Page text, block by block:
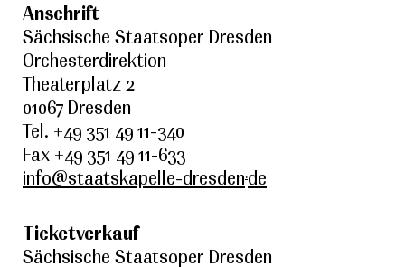
Anschrift
Sächsische Staatsoper Dresden
Orchesterdirektion
Theaterplatz 2
01067 Dresden
Tel. +49 351 49 11-340
Fax +49 351 49 11-633
info@staatskapelle-dresden.de
Ticketverkauf
Sächsische Staatsoper Dresden